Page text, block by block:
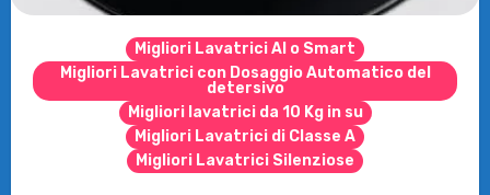
Migliori Lavatrici AI o Smart
Migliori Lavatrici con Dosaggio Automatico del
detersivo
Migliori lavatrici da 10 Kg in su
Migliori Lavatrici di Classe A
Migliori Lavatrici Silenziose